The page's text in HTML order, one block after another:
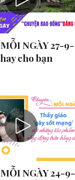
NGÀY 27-9-
cho bạn
NGÀY 24-9-